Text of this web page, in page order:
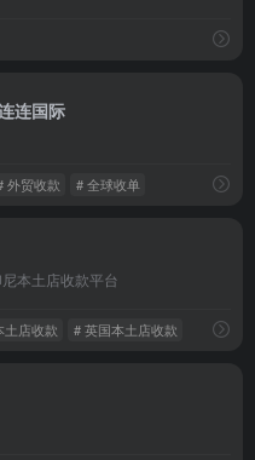
连国际
外贸收款 # 全球收单
本土店收款平台
土店收款 # 英国本土店收款